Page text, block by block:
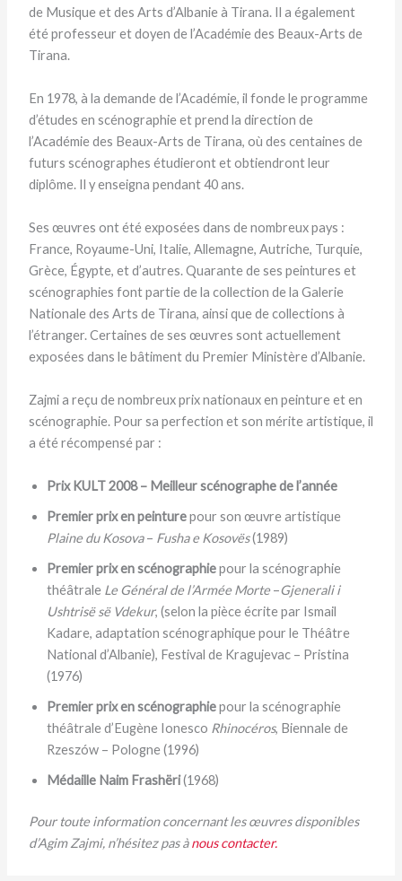
de Musique et des Arts d’Albanie à Tirana. Il a également
été professeur et doyen de l’Académie des Beaux-Arts de
Tirana.
En 1978, à la demande de l’Académie, il fonde le programme
d’études en scénographie et prend la direction de
l’Académie des Beaux-Arts de Tirana, où des centaines de
futurs scénographes étudieront et obtiendront leur
diplôme. Il y enseigna pendant 40 ans.
Ses œuvres ont été exposées dans de nombreux pays :
France, Royaume-Uni, Italie, Allemagne, Autriche, Turquie,
Grèce, Égypte, et d’autres. Quarante de ses peintures et
scénographies font partie de la collection de la Galerie
Nationale des Arts de Tirana, ainsi que de collections à
l’étranger. Certaines de ses œuvres sont actuellement
exposées dans le bâtiment du Premier Ministère d’Albanie.
Zajmi a reçu de nombreux prix nationaux en peinture et en
scénographie. Pour sa perfection et son mérite artistique, il
a été récompensé par :
Prix KULT 2008 – Meilleur scénographe de l’année
Premier prix en peinturepour son œuvre artistique
Plaine du Kosova– Fusha e Kosovës(1989)
Premier prix en scénographiepour la scénographie
théâtrale Le Général de l’Armée Morte–Gjenerali i
Ushtrisë së Vdekur, (selon la pièce écrite par Ismail
Kadare, adaptation scénographique pour le Théâtre
National d’Albanie), Festival de Kragujevac – Pristina
(1976)
Premier prix en scénographiepour la scénographie
théâtrale d’Eugène Ionesco Rhinocéros, Biennale de
Rzeszów – Pologne (1996)
Médaille Naim Frashëri(1968)
Pour toute information concernant les œuvres disponibles
d’Agim Zajmi, n’hésitez pas ànous contacter.